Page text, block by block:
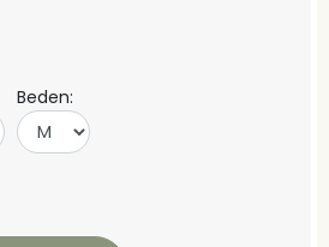
Beden: